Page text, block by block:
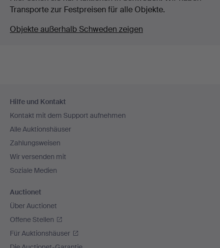
Transporte zur Festpreisen für alle Objekte.
Objekte außerhalb Schweden zeigen
Navigation
Hilfe und Kontakt
Kontakt mit dem Support aufnehmen
Alle Auktionshäuser
Zahlungsweisen
Wir versenden mit
Soziale Medien
Auctionet
Über Auctionet
Offene Stellen
Für Auktionshäuser